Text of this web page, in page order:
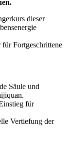
dieser
für Fortgeschrittene
Säule und
für
Vertiefung der